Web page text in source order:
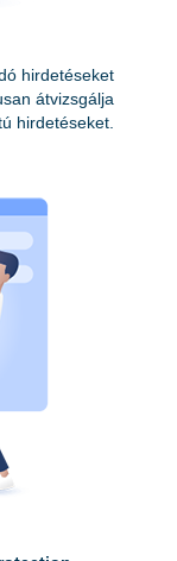
hirdetéseket
átvizsgálja
hirdetéseket.